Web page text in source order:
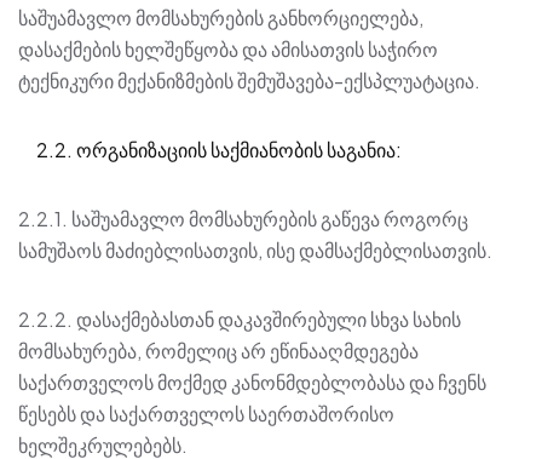
საშუამავლო მომსახურების განხორციელება,
დასაქმების ხელშეწყობა და ამისათვის საჭირო
ტექნიკური მექანიზმების შემუშავება-ექსპლუატაცია.
2.2. ორგანიზაციის საქმიანობის საგანია:
2.2.1. საშუამავლო მომსახურების გაწევა როგორც
სამუშაოს მაძიებლისათვის, ისე დამსაქმებლისათვის.
2.2.2. დასაქმებასთან დაკავშირებული სხვა სახის
მომსახურება, რომელიც არ ეწინააღმდეგება
საქართველოს მოქმედ კანონმდებლობასა და ჩვენს
წესებს და საქართველოს საერთაშორისო
ხელშეკრულებებს.